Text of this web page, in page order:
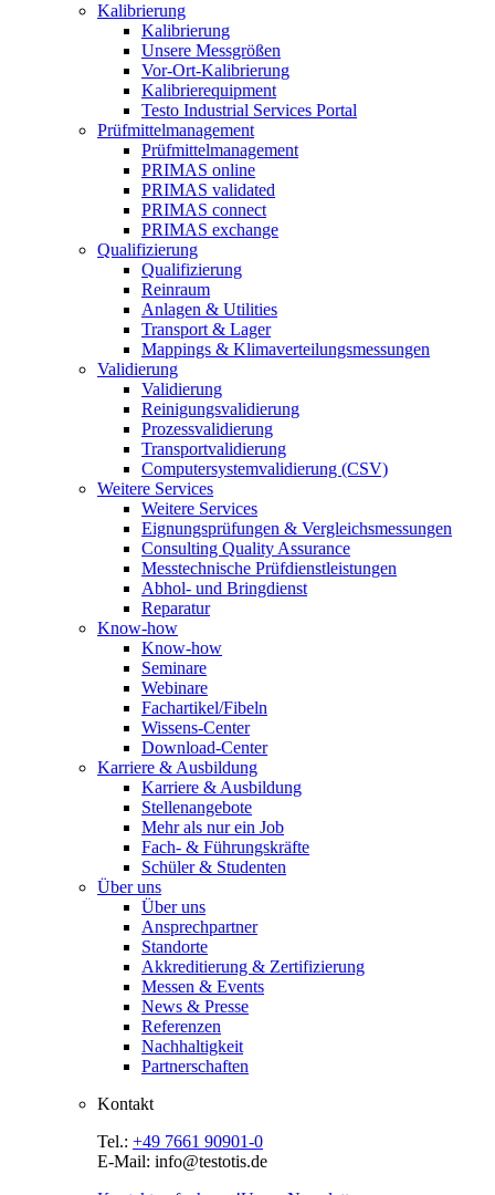
Kalibrierung
Kalibrierung
Unsere Messgrößen
Vor-Ort-Kalibrierung
Kalibrierequipment
Testo Industrial Services Portal
Prüfmittelmanagement
Prüfmittelmanagement
PRIMAS online
PRIMAS validated
PRIMAS connect
PRIMAS exchange
Qualifizierung
Qualifizierung
Reinraum
Anlagen & Utilities
Transport & Lager
Mappings & Klimaverteilungsmessungen
Validierung
Validierung
Reinigungsvalidierung
Prozessvalidierung
Transportvalidierung
Computersystemvalidierung (CSV)
Weitere Services
Weitere Services
Eignungsprüfungen & Vergleichsmessungen
Consulting Quality Assurance
Messtechnische Prüfdienstleistungen
Abhol- und Bringdienst
Reparatur
Know-how
Know-how
Seminare
Webinare
Fachartikel/Fibeln
Wissens-Center
Download-Center
Karriere & Ausbildung
Karriere & Ausbildung
Stellenangebote
Mehr als nur ein Job
Fach- & Führungskräfte
Schüler & Studenten
Über uns
Über uns
Ansprechpartner
Standorte
Akkreditierung & Zertifizierung
Messen & Events
News & Presse
Referenzen
Nachhaltigkeit
Partnerschaften
Kontakt
Tel.: +49 7661 90901-0
E-Mail: info@testotis.de